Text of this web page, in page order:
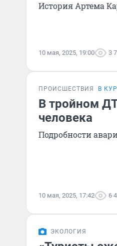
История Артема
10 мая, 2025, 19:00 3
ПРОИСШЕСТВИЯ В
В тройном
человека
Подробности
10 мая, 2025, 17:42 6
ЭКОЛОГИЯ